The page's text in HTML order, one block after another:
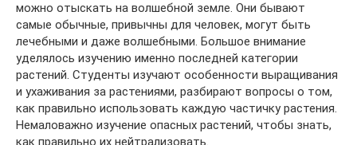
можно отыскать на волшебной земле. Они бывают
самые обычные, привычны для человек, могут быть
лечебными и даже волшебными. Большое внимание
уделялось изучению именно последней категории
растений. Студенты изучают особенности выращивания
и ухаживания за растениями, разбирают вопросы о том,
как правильно использовать каждую частичку растения.
Немаловажно изучение опасных растений, чтобы знать,
как правильно их нейтрализовать.